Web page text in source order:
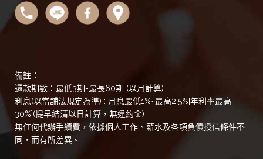
備註：
還款期數：最低3期-最長60期 (以月計算)
利息(以當舖法規定為準) : 月息最低1%~最高2.5%[年利率最高
30%](提早結清以日計算，無違約金)
無任何代辦手續費，依據個人工作、薪水及各項負債授信條件不
同，而有所差異。